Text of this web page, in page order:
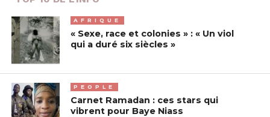
AFRIQUE
« Sexe, race et colonies » : « Un viol
qui a duré six siècles »
PEOPLE
Carnet Ramadan : ces stars qui
vibrent pour Baye Niass